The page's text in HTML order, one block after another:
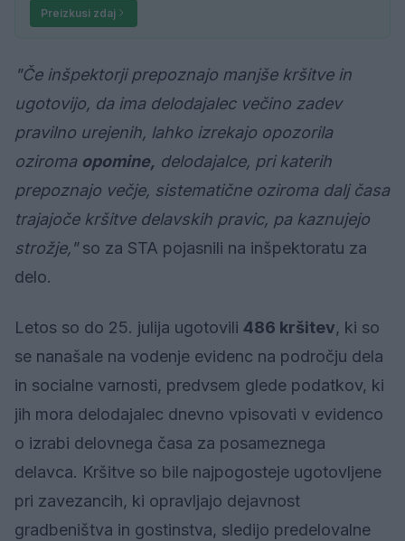
Preizkusi zdaj
"Če inšpektorji prepoznajo manjše kršitve in
ugotovijo, da ima delodajalec večino zadev
pravilno urejenih, lahko izrekajo opozorila
oziroma opomine, delodajalce, pri katerih
prepoznajo večje, sistematične oziroma dalj časa
trajajoče kršitve delavskih pravic, pa kaznujejo
strožje,"so za STA pojasnili na inšpektoratu za
delo.
Letos so do 25. julija ugotovili 486 kršitev, ki so
se nanašale na vodenje evidenc na področju dela
in socialne varnosti, predvsem glede podatkov, ki
jih mora delodajalec dnevno vpisovati v evidenco
o izrabi delovnega časa za posameznega
delavca. Kršitve so bile najpogosteje ugotovljene
pri zavezancih, ki opravljajo dejavnost
gradbeništva in gostinstva, sledijo predelovalne